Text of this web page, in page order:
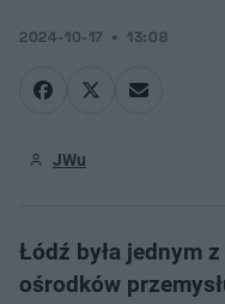
2024-10-17 13:08
JWu
Łódź była jednym
ośrodków